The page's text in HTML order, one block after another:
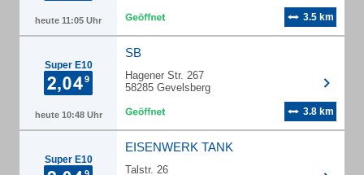
heute 11:05 Uhr 3.5 km
Super E10
heute 10:48 Uhr
SB
Hagener Str. 267
58285 Gevelsberg
3.8 km
Super E10
EISENWERK TANK
Talstr. 26